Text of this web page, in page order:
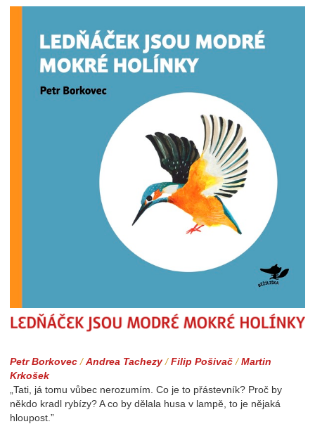
Petr Borkovec /Andrea Tachezy /Filip Pošivač /Martin
Krkošek
„Tati, já tomu vůbec nerozumím. Co je to přástevník? Proč by
někdo kradl rybízy? A co by dělala husa v lampě, to je nějaká
hloupost.”